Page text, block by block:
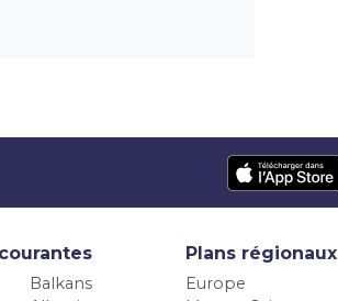
Balkans
Plans régionaux
Europe